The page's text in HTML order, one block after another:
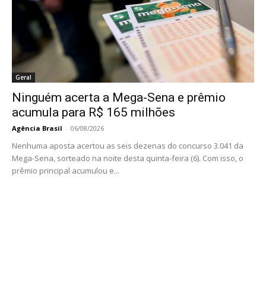
Geral
Ninguém acerta a Mega-Sena e prêmio
acumula para R$ 165 milhões
Agência Brasil - 06/08/2026
Nenhuma aposta acertou as seis dezenas do concurso 3.041 da
Mega-Sena, sorteado na noite desta quinta-feira (6). Com isso, o
prêmio principal acumulou e...